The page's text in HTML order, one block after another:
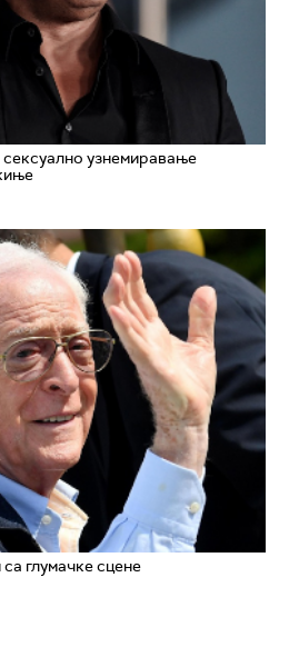
узнемиравање
глумачке сцене